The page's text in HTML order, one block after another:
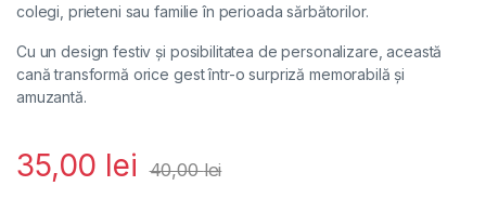
colegi, prieteni sau familie în perioada sărbătorilor.
Cu un design festiv și posibilitatea de personalizare, această
cană transformă orice gest într-o surpriză memorabilă și
amuzantă.
35,00 lei 40,00lei